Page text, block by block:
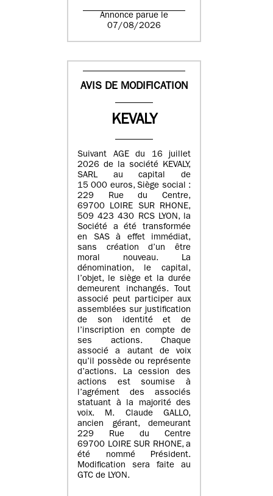
Annonce parue le
07/08/2026
AVIS DE MODIFICATION
KEVALY
Suivant AGE du 16 juillet
2026 de la société KEVALY,
SARL au capital de
15 000 euros, Siège social :
229 Rue du Centre,
69700 LOIRE SUR RHONE,
509 423 430 RCS LYON, la
Société a été transformée
en SAS à effet immédiat,
sans création d’un être
moral nouveau. La
dénomination, le capital,
l’objet, le siège et la durée
demeurent inchangés. Tout
associé peut participer aux
assemblées sur justification
de son identité et de
l’inscription en compte de
ses actions. Chaque
associé a autant de voix
qu’il possède ou représente
d’actions. La cession des
actions est soumise à
l’agrément des associés
statuant à la majorité des
voix. M. Claude GALLO,
ancien gérant, demeurant
229 Rue du Centre
69700 LOIRE SUR RHONE, a
été nommé Président.
Modification sera faite au
GTC de LYON.